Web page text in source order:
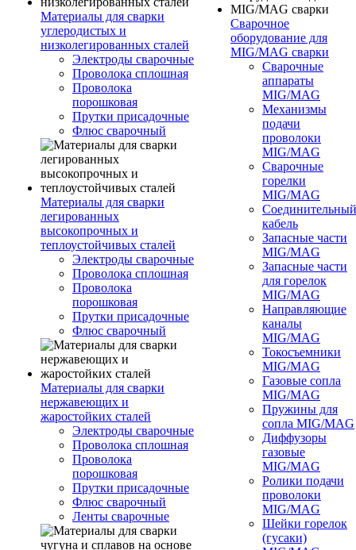
Материалы для сварки
углеродистых и
низколегированных сталей
Электроды сварочные
Проволока сплошная
Проволока
порошковая
Прутки присадочные
Флюс сварочный
Материалы для сварки
легированных
высокопрочных и
теплоустойчивых сталей
Электроды сварочные
Проволока сплошная
Проволока
порошковая
Прутки присадочные
Флюс сварочный
Материалы для сварки
нержавеющих и
жаростойких сталей
Электроды сварочные
Проволока сплошная
Проволока
порошковая
Прутки присадочные
Флюс сварочный
Ленты сварочные
Сварочное
оборудование для
MIG/MAG сварки
Сварочные
аппараты
MIG/MAG
Механизмы
подачи
проволоки
MIG/MAG
Сварочные
горелки
MIG/MAG
Соединительный
кабель
Запасные части
MIG/MAG
Запасные части
для горелок
MIG/MAG
Направляющие
каналы
MIG/MAG
Токосъемники
MIG/MAG
Газовые сопла
MIG/MAG
Пружины для
сопла MIG/MAG
Диффузоры
газовые
MIG/MAG
Ролики подачи
проволоки
MIG/MAG
Шейки горелок
(гусаки)